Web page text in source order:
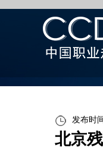
发布时
北京